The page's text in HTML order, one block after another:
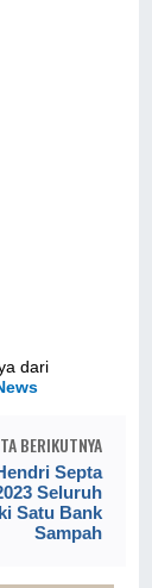
dari
BERIKUTNYA
Septa
Seluruh
Satu Bank
Sampah